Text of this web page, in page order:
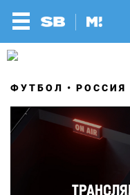
ФУТБОЛ РОССИЯ